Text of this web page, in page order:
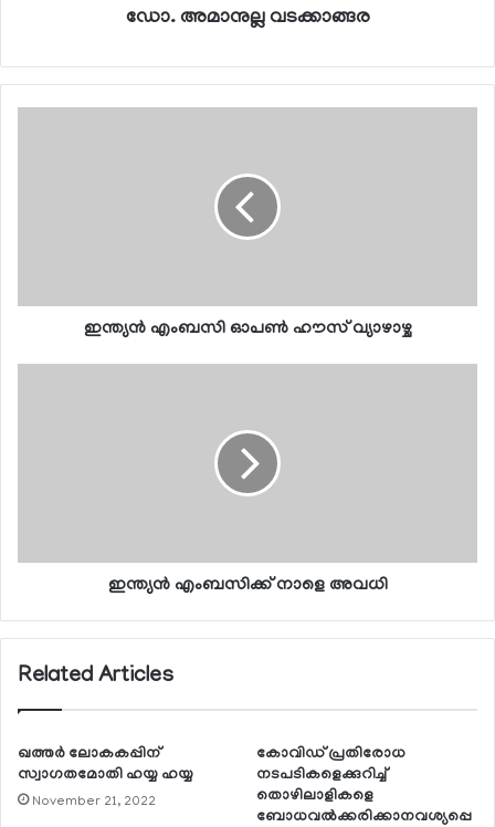
ഡോ. അമാനുല്ല വടക്കാങ്ങര
ഇന്ത്യന്‍ എംബസി ഓപണ്‍ ഹൗസ് വ്യാഴാഴ്ച
ഇന്ത്യന്‍ എംബസിക്ക് നാളെ അവധി
Related Articles
ഖത്തര്‍ ലോകകപ്പിന്
സ്വാഗതമോതി ഹയ്യ ഹയ്യ
November 21, 2022
കോവിഡ് പ്രതിരോധ
നടപടികളെക്കുറിച്ച്
തൊഴിലാളികളെ
ബോധവല്‍ക്കരിക്കാനവശ്യപ്പെ